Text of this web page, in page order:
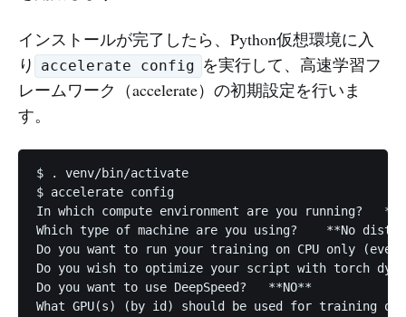
インストールが完了したら、Python仮想環境に入
り
accelerate config を実行して、高速学習フ
レームワーク（accelerate）の初期設定を行いま
す。
$ . venv/bin/activate
$ accelerate config
In which compute environment are you running?	**This machine**
Which type of machine are you using?	**No distributed training**
Do you want to run your training on CPU only
Do you wish to optimize your script with torch
Do you want to use DeepSpeed?	**NO**
What GPU(s) (by id) should be